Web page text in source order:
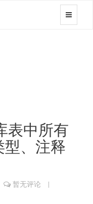
表中所有
、注释
暂无评论
|